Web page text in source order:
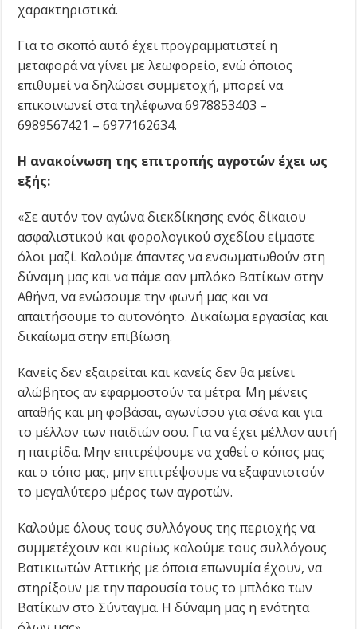
χαρακτηριστικά.
Για το σκοπό αυτό έχει προγραμματιστεί η
μεταφορά να γίνει με λεωφορείο, ενώ όποιος
επιθυμεί να δηλώσει συμμετοχή, μπορεί να
επικοινωνεί στα τηλέφωνα 6978853403 –
6989567421 – 6977162634.
Η ανακοίνωση της επιτροπής αγροτών έχει ως
εξής:
«Σε αυτόν τον αγώνα διεκδίκησης ενός δίκαιου
ασφαλιστικού και φορολογικού σχεδίου είμαστε
όλοι μαζί. Καλούμε άπαντες να ενσωματωθούν στη
δύναμη μας και να πάμε σαν μπλόκο Βατίκων στην
Αθήνα, να ενώσουμε την φωνή μας και να
απαιτήσουμε το αυτονόητο. Δικαίωμα εργασίας και
δικαίωμα στην επιβίωση.
Κανείς δεν εξαιρείται και κανείς δεν θα μείνει
αλώβητος αν εφαρμοστούν τα μέτρα. Μη μένεις
απαθής και μη φοβάσαι, αγωνίσου για σένα και για
το μέλλον των παιδιών σου. Για να έχει μέλλον αυτή
η πατρίδα. Μην επιτρέψουμε να χαθεί ο κόπος μας
και ο τόπο μας, μην επιτρέψουμε να εξαφανιστούν
το μεγαλύτερο μέρος των αγροτών.
Καλούμε όλους τους συλλόγους της περιοχής να
συμμετέχουν και κυρίως καλούμε τους συλλόγους
Βατικιωτών Αττικής με όποια επωνυμία έχουν, να
στηρίξουν με την παρουσία τους το μπλόκο των
Βατίκων στο Σύνταγμα. Η δύναμη μας η ενότητα